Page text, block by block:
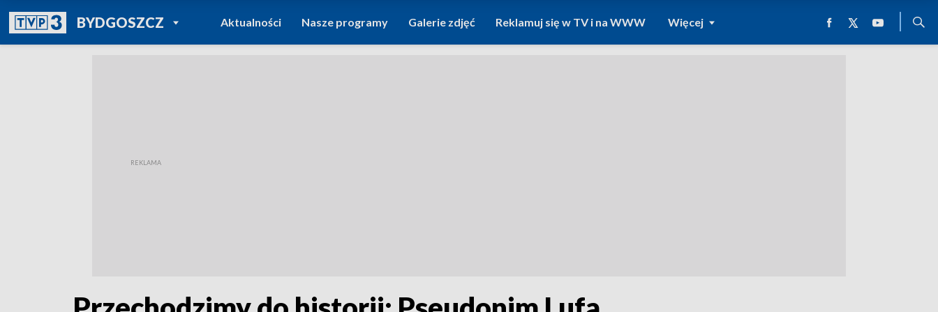
BYDGOSZCZPOWRÓT DO
TVP REGIONY
Aktualności Nasze programy Galerie zdjęć Reklamuj się w TV i na WWW Więcej